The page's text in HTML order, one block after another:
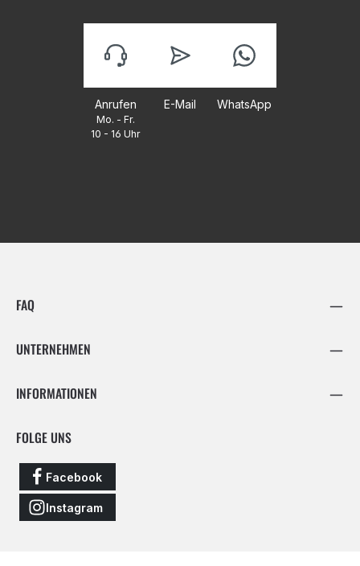
Anrufen
Mo. - Fr.
10 - 16 Uhr
E-Mail WhatsApp
FAQ
UNTERNEHMEN
INFORMATIONEN
FOLGE UNS
Facebook
Instagram